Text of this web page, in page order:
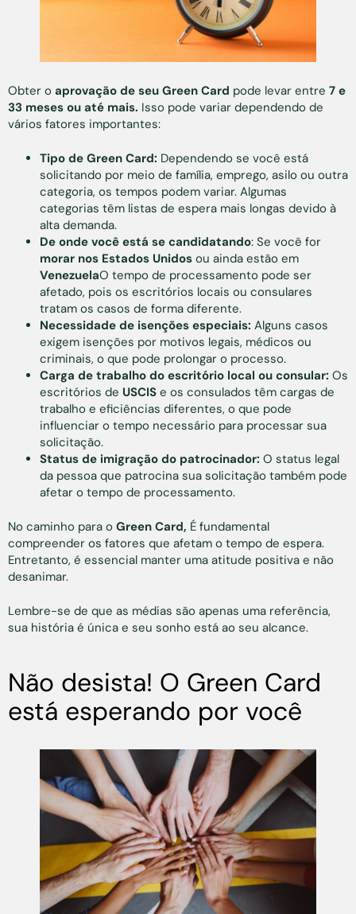
Obter o aprovação de seu Green Card pode levar entre 7 e
33 meses ou até mais. Isso pode variar dependendo de
vários fatores importantes:
Tipo de Green Card: Dependendo se você está
solicitando por meio de família, emprego, asilo ou outra
categoria, os tempos podem variar. Algumas
categorias têm listas de espera mais longas devido à
alta demanda.
De onde você está se candidatando: Se você for
morar nos Estados Unidos ou ainda estão em
VenezuelaO tempo de processamento pode ser
afetado, pois os escritórios locais ou consulares
tratam os casos de forma diferente.
Necessidade de isenções especiais: Alguns casos
exigem isenções por motivos legais, médicos ou
criminais, o que pode prolongar o processo.
Carga de trabalho do escritório local ou consular: Os
escritórios de USCIS e os consulados têm cargas de
trabalho e eficiências diferentes, o que pode
influenciar o tempo necessário para processar sua
solicitação.
Status de imigração do patrocinador: O status legal
da pessoa que patrocina sua solicitação também pode
afetar o tempo de processamento.
No caminho para o Green Card, É fundamental
compreender os fatores que afetam o tempo de espera.
Entretanto, é essencial manter uma atitude positiva e não
desanimar.
Lembre-se de que as médias são apenas uma referência,
sua história é única e seu sonho está ao seu alcance.
Não desista! O Green Card
está esperando por você